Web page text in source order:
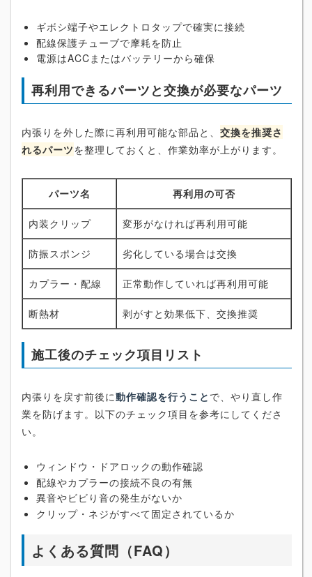
ギボシ端子やエレクトロタップで確実に接続
配線保護チューブで摩耗を防止
電源はACCまたはバッテリーから確保
再利用できるパーツと交換が必要なパーツ
内張りを外した際に再利用可能な部品と、 交換を推奨さ
れるパーツを整理しておくと、作業効率が上がります。
パーツ名 再利用の可否
内装クリップ 変形がなければ再利用可能
防振スポンジ 劣化している場合は交換
カプラー・配線 正常動作していれば再利用可能
断熱材 剥がすと効果低下、交換推奨
施工後のチェック項目リスト
内張りを戻す前後に動作確認を行うこと で、やり直し作
業を防げます。以下のチェック項目を参考にしてくださ
い。
ウィンドウ・ドアロックの動作確認
配線やカプラーの接続不良の有無
異音やビビり音の発生がないか
クリップ・ネジがすべて固定されているか
よくある質問（FAQ）